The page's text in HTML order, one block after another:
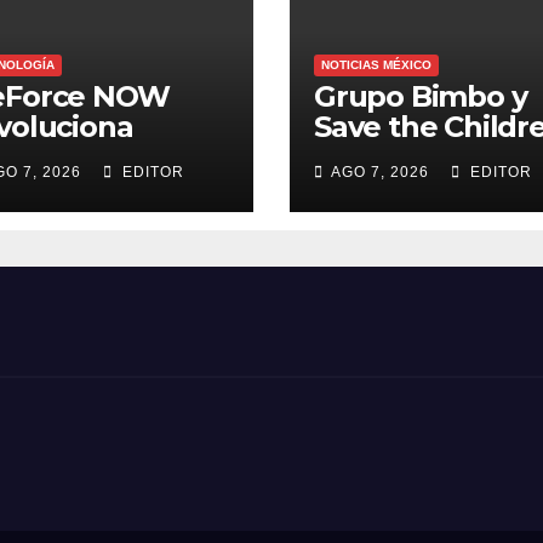
NOW
juegos
7, 2026 EDITOR
NOTICIAS MÉXICO
Grupo Bimbo y
Save the
para apoyar a
damnificados
AGO 7, 2026 EDITOR